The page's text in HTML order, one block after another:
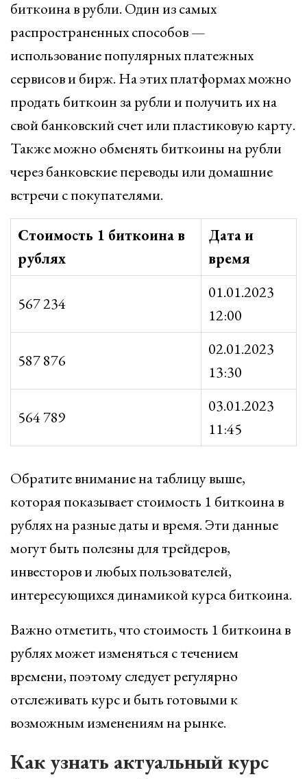
биткоина в рубли. Один из самых
распространенных способов —
использование популярных платежных
сервисов и бирж. На этих платформах можно
продать биткоин за рубли и получить их на
свой банковский счет или пластиковую карту.
Также можно обменять биткоины на рубли
через банковские переводы или домашние
встречи с покупателями.
Стoимость 1 биткоина в
рублях
Дата и
время
567 234
01.01.2023
12:00
587 876
02.01.2023
13:30
564 789
03.01.2023
11:45
Обратите внимание на таблицу выше,
которая показывает стоимость 1 биткоина в
рублях на разные даты и время. Эти данные
могут быть полезны для трейдеров,
инвесторов и любых пользователей,
интересующихся динамикой курса биткоина.
Важно отметить, что стоимость 1 биткоина в
рублях может изменяться с течением
времени, поэтому следует регулярно
отслеживать курс и быть готовыми к
возможным изменениям на рынке.
Как узнать актуальный курс